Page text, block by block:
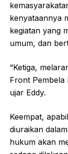
kenyataannya
kegiatan yang
umum, dan
“Ketiga,
Front Pembela
ujar Eddy.
Keempat,
diuraikan
hukum akan